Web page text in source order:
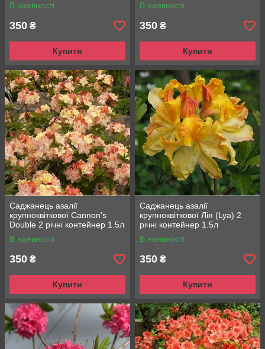
В наявності
350 ₴
Купити
В наявності
350 ₴
Купити
Саджанець азалії
крупноквіткової Cannon's
Double 2 річні контейнер 1.5л
В наявності
350 ₴
Купити
Саджанець азалії
крупноквіткової Лія (Lya) 2
річні контейнер 1.5л
В наявності
350 ₴
Купити